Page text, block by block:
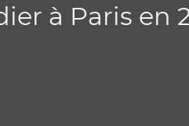
à Paris en